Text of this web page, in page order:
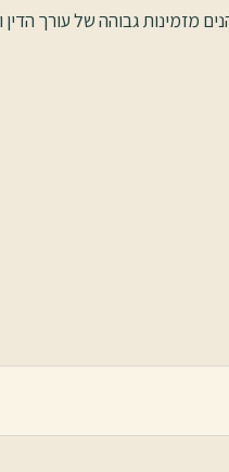
מזמינות גבוהה של עורך